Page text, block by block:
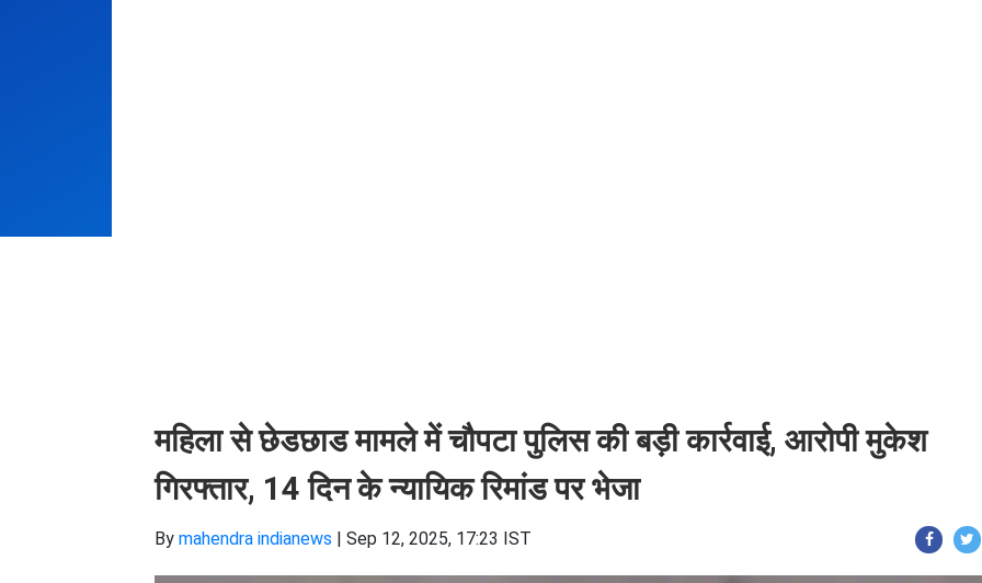
महिला से छेडछाड मामले में चौपटा पुलिस की बड़ी कार्रवाई, आरोपी मुकेश
गिरफ्तार, 14 दिन के न्यायिक रिमांड पर भेजा
By mahendra indianews | Sep 12, 2025, 17:23 IST